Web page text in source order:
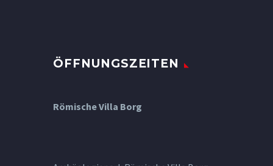
ÖFFNUNGSZEITEN
Römische Villa Borg